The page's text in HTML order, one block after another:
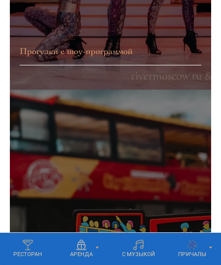
РЕСТОРАН АРЕНДА С МУЗЫКОЙ ПРИЧАЛЫ
Прогулки с шоу-программой